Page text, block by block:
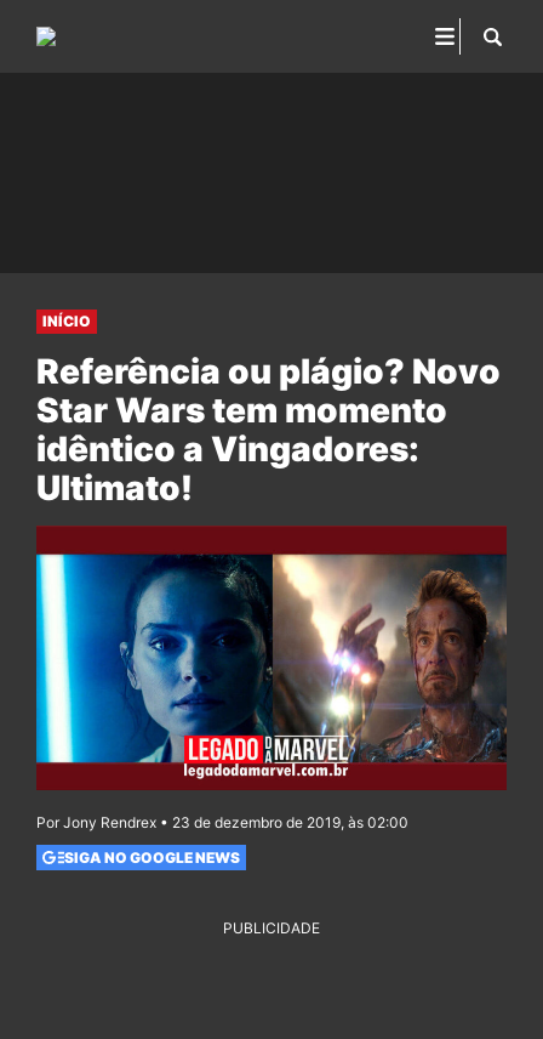
INÍCIO
Referência ou plágio? Novo
Star Wars tem momento
idêntico a Vingadores:
Ultimato!
Por Jony Rendrex • 23 de dezembro de 2019, às 02:00
SIGA NO GOOGLE NEWS
PUBLICIDADE